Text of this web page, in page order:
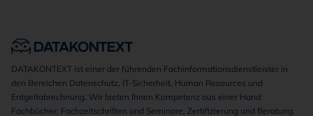
DATAKONTEXT ist einer der führenden Fachinformationsdienstleister in
den Bereichen Datenschutz, IT-Sicherheit, Human Resources und
Entgeltabrechnung. Wir bieten Ihnen Kompetenz aus einer Hand:
Fachbücher, Fachzeitschriften und Seminare, Zertifizierung und Beratung.